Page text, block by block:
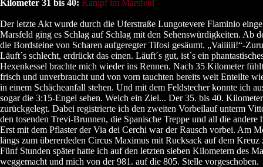
Kilometer 31 bis 40: Kampf im Marsfeld
Der letzte Akt wurde durch die Uferstraße Lungotevere Flaminio
Marsfeld ging es Schlag auf Schlag mit den Sehenswürdigkeiten. Ab
die Bordsteine von Scharen aufgeregter Tifosi gesäumt. „Vaiiiiii!“-
Läuft´s schlecht, erdrückt das einen. Läuft´s gut, ist´s ein
Hexenkessel brachte mich wieder ins Rennen. Nach 35 Kilometer
frisch und unverbraucht und von vorn tauchten bereits weit Enteilte
in einem Schächeanfall stehen. Und mit dem Feldstecher konnte ich
sogar die 3:15-Engel sehen. Welch ein Ziel... Der 35. bis 40.
zurückgelegt. Dabei registrierte ich den zweiten Vorbeilauf unterm
den tosenden Trevi-Brunnen, die Spanische Treppe und all die andere
Erst mit dem Pflaster der Via dei Cerchi war der Rausch vorbei. Am
längs zum übererdeden Circus Maximus mit Rucksack auf dem Kreuz
Fünf Stunden später hatte ich auf den letzten sieben Kilometern des
weggemacht und mich von der 981. auf die 805. Stelle vorgeschoben.